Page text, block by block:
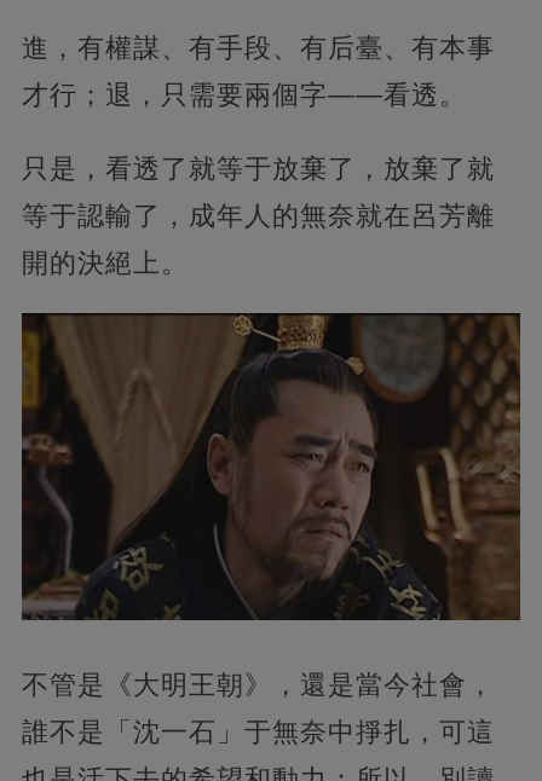
進，有權謀、有手段、有后臺、有本事
才行；退，只需要兩個字——看透。
只是，看透了就等于放棄了，放棄了就
等于認輸了，成年人的無奈就在呂芳離
開的決絕上。
不管是《大明王朝》，還是當今社會，
誰不是「沈一石」于無奈中掙扎，可這